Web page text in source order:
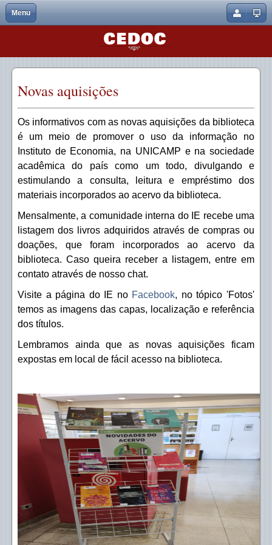
Menu Fechar
Informações Gerais
Acervo
Serviços
Portais de Pesquisa
Contato
Histórico
Horário de Funcionamento
Quem foi Lucas Gamboa?
Acesso Residencial - VPN
Eduroam - rede sem fio
Regulamento de Circulação
Bases de Dados - Unicamp
Catálogo - Base Acervus
E-books
Novas Aquisições
Periódicos eletrônicos
Pesquisa Integrada
Repositório Institucional
Repositório de Dados
Ficha Catalográfica OnLine
Lembrança de senha
ORCID
Renovações
Solicitação de Artigos e Outros Documentos
Serviço de Referência
Relatório - Escrita Original
Atendimento personalizado
Normalização de trabalhos acadêmicos
Gerenciador de Referencias - Mendeley
CAPES
CRUESP
FGV - Bibliotecas
IBICT
IPEA
SciELO
SPELL
UNESP - Bibliotecas
USP - Bibliotecas
Lembrar de mim
Esqueceu sua senha?
Esqueceu seu nome de usuário?
Novas aquisições
Os informativos com as novas aquisições da biblioteca
é um meio de promover o uso da informação no
Instituto de Economia, na UNICAMP e na sociedade
acadêmica do país como um todo, divulgando e
estimulando a consulta, leitura e empréstimo dos
materiais incorporados ao acervo da biblioteca.
Mensalmente, a comunidade interna do IE recebe uma
listagem dos livros adquiridos através de compras ou
doações, que foram incorporados ao acervo da
biblioteca. Caso queira receber a listagem, entre em
contato através de nosso chat.
Visite a página do IE no Facebook, no tópico 'Fotos'
temos as imagens das capas, localização e referência
dos títulos.
Lembramos ainda que as novas aquisições ficam
expostas em local de fácil acesso na biblioteca.